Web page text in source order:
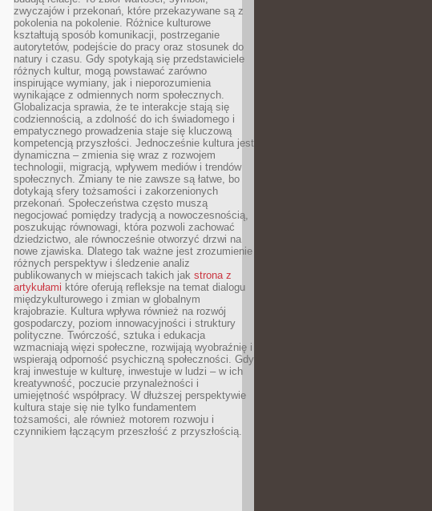
zwyczajów i przekonań, które przekazywane są z
pokolenia na pokolenie. Różnice kulturowe
kształtują sposób komunikacji, postrzeganie
autorytetów, podejście do pracy oraz stosunek do
natury i czasu. Gdy spotykają się przedstawiciele
różnych kultur, mogą powstawać zarówno
inspirujące wymiany, jak i nieporozumienia
wynikające z odmiennych norm społecznych.
Globalizacja sprawia, że te interakcje stają się
codziennością, a zdolność do ich świadomego i
empatycznego prowadzenia staje się kluczową
kompetencją przyszłości. Jednocześnie kultura jest
dynamiczna – zmienia się wraz z rozwojem
technologii, migracją, wpływem mediów i trendów
społecznych. Zmiany te nie zawsze są łatwe, bo
dotykają sfery tożsamości i zakorzenionych
przekonań. Społeczeństwa często muszą
negocjować pomiędzy tradycją a nowoczesnością,
poszukując równowagi, która pozwoli zachować
dziedzictwo, ale równocześnie otworzyć drzwi na
nowe zjawiska. Dlatego tak ważne jest zrozumienie
różnych perspektyw i śledzenie analiz
publikowanych w miejscach takich jak strona z
artykułami które oferują refleksje na temat dialogu
międzykulturowego i zmian w globalnym
krajobrazie. Kultura wpływa również na rozwój
gospodarczy, poziom innowacyjności i struktury
polityczne. Twórczość, sztuka i edukacja
wzmacniają więzi społeczne, rozwijają wyobraźnię i
wspierają odporność psychiczną społeczności. Gdy
kraj inwestuje w kulturę, inwestuje w ludzi – w ich
kreatywność, poczucie przynależności i
umiejętność współpracy. W dłuższej perspektywie
kultura staje się nie tylko fundamentem
tożsamości, ale również motorem rozwoju i
czynnikiem łączącym przeszłość z przyszłością.